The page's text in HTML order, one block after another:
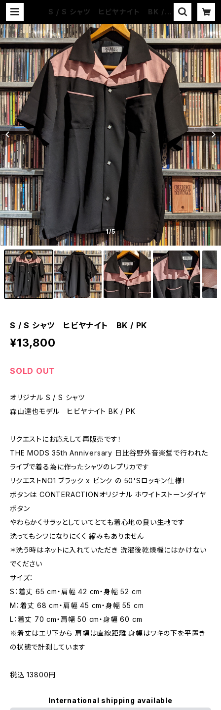
S / S シャツ ヒビヤナイト BK / P
ORE
1/5
S / S シャツ ヒビヤナイト BK / PK
¥13,800
SOLD OUT
オリジナル S / S シャツ
森山達也モデル ヒビヤナイト BK / PK
リクエストにお応えして再販売です！
THE MODS 35th Anniversary 日比谷野外音楽堂で行われた
ライブで着る為に作ったシャツのレプリカです
リクエストNO1 ブラック x ピンク の 50'Sロッキン仕様！
ボタンは CONTERACTIONオリジナル ホワイトストーンダイヤ
ボタン
やわらかくサラッとしていてとても着心地の良い生地です
洗ってもシワになりにくく 縮みもありません
＊洗う時はネットに入れていただき 洗濯後乾燥機にはかけない
でください
サイズ：
S：着丈 65 cm・肩幅 42 cm・身幅 52 cm
M：着丈 68 cm・肩幅 45 cm・身幅 55 cm
L：着丈 70 cm・肩幅 50 cm・身幅 60 cm
※着丈はエリ下から 肩幅は直線距離 身幅はワキの下を平置き
の状態で計測しています
税込 13800円
International shipping available